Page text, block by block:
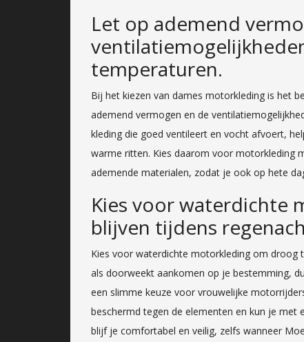
Let op ademend
temperaturen.
Bij het kiezen van dames motorkleding is het
ademend vermogen en de
kleding die goed ventileert en vocht afvoert,
warme ritten. Kies daarom voor motorkleding
ademende materialen, zodat je ook op hete
Kies voor waterdichte
blijven tijdens
Kies voor waterdichte motorkleding om droog
als doorweekt aankomen op je bestemming,
een slimme keuze voor vrouwelijke
beschermd tegen de elementen en kun je
blijf je comfortabel en veilig, zelfs wanneer